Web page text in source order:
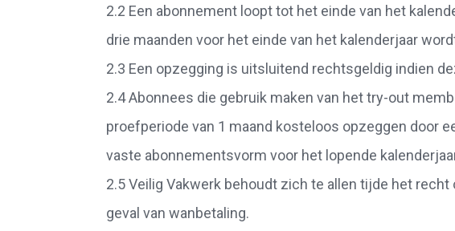
2.2 Een abonnement loopt tot het einde van het
drie maanden voor het einde van het kalenderjaar
2.3 Een opzegging is uitsluitend rechtsgeldig indien
2.4 Abonnees die gebruik maken van het try-out
proefperiode van 1 maand kosteloos opzeggen door
vaste abonnementsvorm voor het lopende
2.5 Veilig Vakwerk behoudt zich te allen tijde het
geval van wanbetaling.